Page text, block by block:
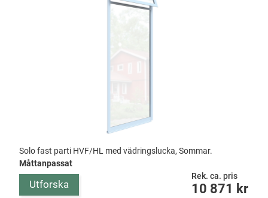
Solo fast parti HVF/HL med vädringslucka, Sommar.
Måttanpassat
Utforska
Rek. ca. pris
10 871 kr